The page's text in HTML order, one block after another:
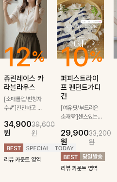
12%
쥬린레이스 카
라블라우스
[소매롤업/펀칭자
수💕]잔잔하고 고
테일이 사랑스러운
블라우스-페미닌
하면서 여리한 무
드로 즐겨지는
ITEM
34,900
원
39,600
원
리뷰 카운트 영역
10%
퍼피스트라이
프 펜던트가디
건
[여유핏/부드러운
소재💙]센스있는
귀여운 퍼피 펜던
트로 포인트를 선
사하는 니트 가디
건을 소개할게요 :)
29,900
원
33,200
원
리뷰 카운트 영역